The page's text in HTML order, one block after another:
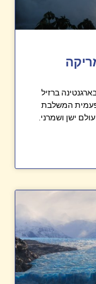
ברזיל
פעמית המשלבת
ישן ושמרני.